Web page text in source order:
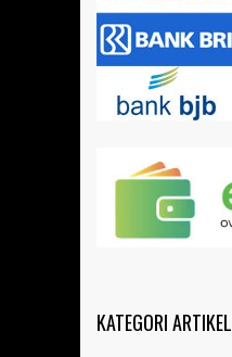
KATEGORI ARTIKEL